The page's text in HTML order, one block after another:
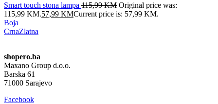
Smart touch stona lampa 115,99KM Original price was:
115,99 KM.57,99 KMCurrent price is: 57,99 KM.
Boja
CrnaZlatna
shopero.ba
Maxano Group d.o.o.
Barska 61
71000 Sarajevo
Facebook